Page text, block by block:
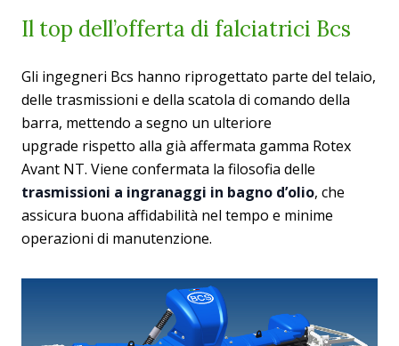
Il top dell’offerta di falciatrici Bcs
Gli ingegneri Bcs hanno riprogettato parte del telaio,
delle trasmissioni e della scatola di comando della
barra, mettendo a segno un ulteriore
upgrade rispetto alla già affermata gamma Rotex
Avant NT. Viene confermata la filosofia delle
trasmissioni a ingranaggi in bagno d’olio, che
assicura buona affidabilità nel tempo e minime
operazioni di manutenzione.